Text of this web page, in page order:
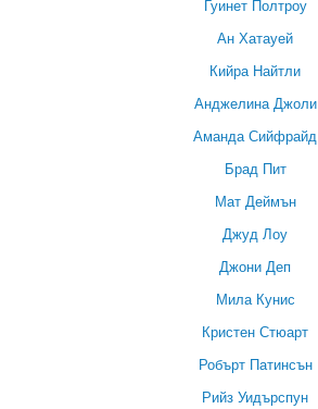
Гуинет Полтроу
Ан Хатауей
Кийра Найтли
Анджелина Джоли
Аманда Сийфрайд
Брад Пит
Мат Деймън
Джуд Лоу
Джони Деп
Мила Кунис
Кристен Стюарт
Робърт Патинсън
Рийз Уидърспун